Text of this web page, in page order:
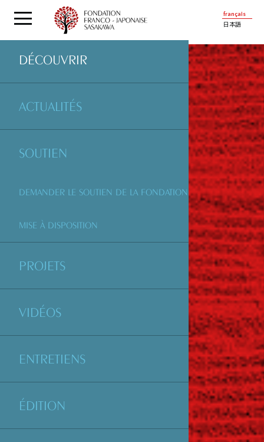
français
日本語
DÉCOUVRIR
ACTUALITÉS
SOUTIEN
DEMANDER LE SOUTIEN DE LA FONDATION
MISE À DISPOSITION
PROJETS
VIDÉOS
ENTRETIENS
ÉDITION